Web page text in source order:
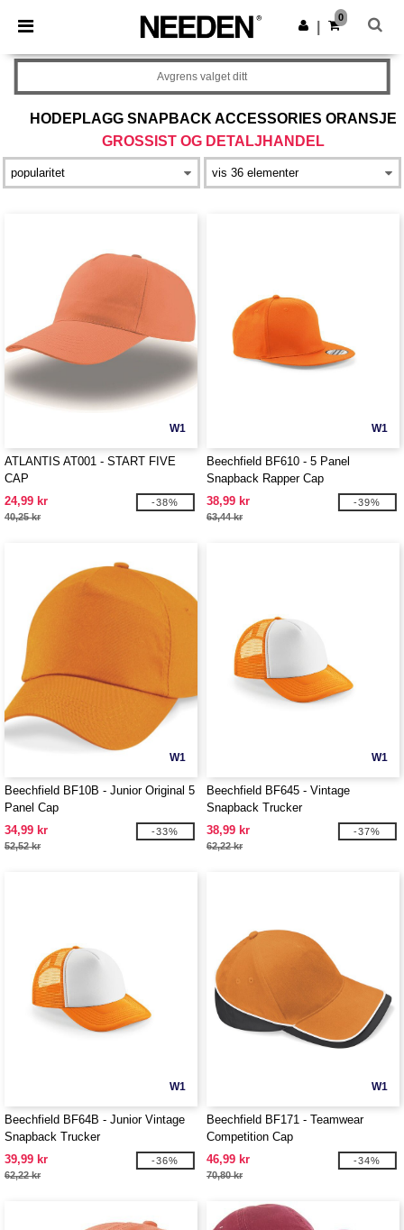
× Needen-app
Bedre priser i appen!
Last ned app
0
HODEPLAGG SNAPBACK ACCESSORIES ORANSJE
GROSSIST OG DETALJHANDEL
Avgrens valget ditt
W1
ATLANTIS AT001 - START FIVE
CAP
24,99 kr
40,25 kr
-38%
W1
Beechfield BF610 - 5 Panel
Snapback Rapper Cap
38,99 kr
63,44 kr
-39%
W1
Beechfield BF10B - Junior Original 5
Panel Cap
34,99 kr
52,52 kr
-33%
W1
Beechfield BF645 - Vintage
Snapback Trucker
38,99 kr
62,22 kr
-37%
W1
Beechfield BF64B - Junior Vintage
Snapback Trucker
39,99 kr
62,22 kr
-36%
W1
Beechfield BF171 - Teamwear
Competition Cap
46,99 kr
70,80 kr
-34%